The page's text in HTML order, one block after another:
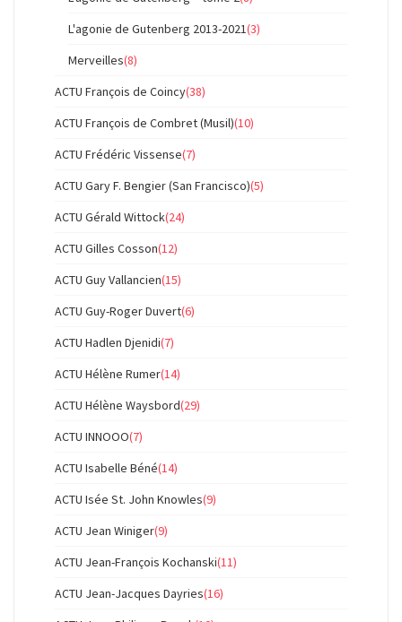
L'agonie de Gutenberg 2013-2021(3)
Merveilles(8)
ACTU François de Coincy(38)
ACTU François de Combret (Musil)(10)
ACTU Frédéric Vissense(7)
ACTU Gary F. Bengier (San Francisco)(5)
ACTU Gérald Wittock(24)
ACTU Gilles Cosson(12)
ACTU Guy Vallancien(15)
ACTU Guy-Roger Duvert(6)
ACTU Hadlen Djenidi(7)
ACTU Hélène Rumer(14)
ACTU Hélène Waysbord(29)
ACTU INNOOO(7)
ACTU Isabelle Béné(14)
ACTU Isée St. John Knowles(9)
ACTU Jean Winiger(9)
ACTU Jean-François Kochanski(11)
ACTU Jean-Jacques Dayries(16)